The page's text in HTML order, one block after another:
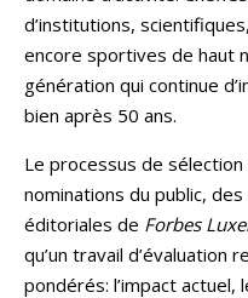
d’institutions,
encore sportives de haut
génération qui continue
bien après 50 ans.
Le processus de
nominations du public,
éditoriales de Forbes
qu’un travail d’évaluation
pondérés: l’impact